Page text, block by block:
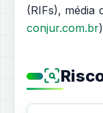
(RIFs), média
conjur.com.br